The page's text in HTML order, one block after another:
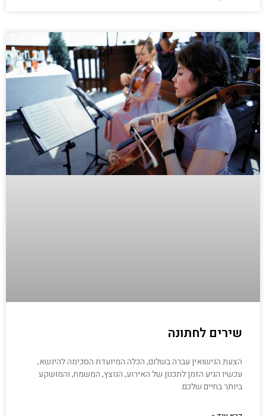
שירים לחתונה
הצעת הנישואין עברה בשלום, הכלה המיועדת הסכימה להינשא,
עכשיו הגיע הזמן לתכנון של האירוע, הנוצץ, המשמח, והמושקע
ביותר בחיים שלכם.